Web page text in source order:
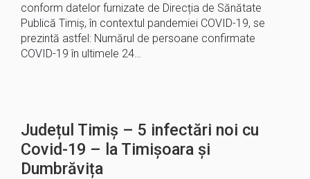
conform datelor furnizate de Direcția de Sănătate
Publică Timiș, în contextul pandemiei COVID-19, se
prezintă astfel: Numărul de persoane confirmate
COVID-19 în ultimele 24…
Județul Timiș – 5 infectări noi cu
Covid-19 – la Timișoara și
Dumbrăvița